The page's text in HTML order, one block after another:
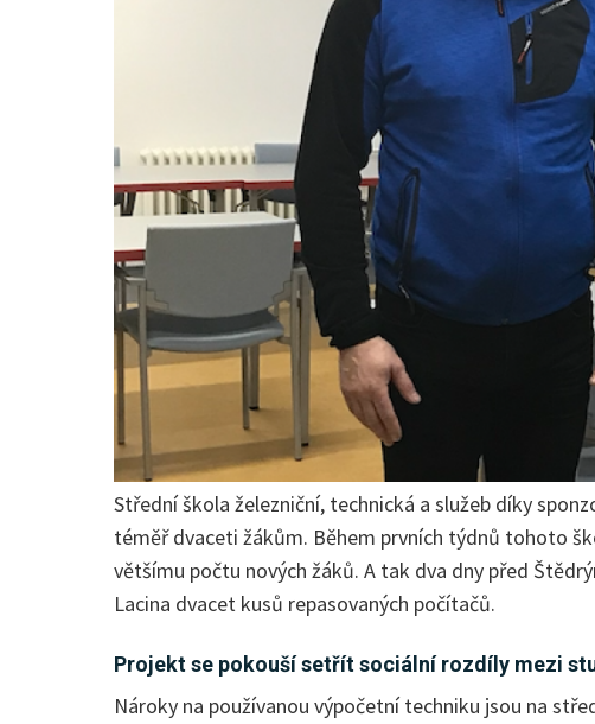
Střední škola železniční, technická a služeb díky
téměř dvaceti žákům. Během prvních týdnů tohoto
většímu počtu nových žáků. A tak dva dny před
Lacina dvacet kusů repasovaných počítačů.
Projekt se pokouší setřít sociální rozdíly mezi
Nároky na používanou výpočetní techniku jsou na